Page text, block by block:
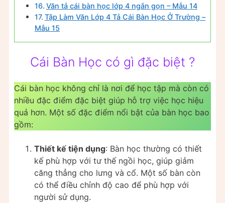
Văn tả cái bàn học lớp 4 ngắn gọn – Mẫu 14
Tập Làm Văn Lớp 4 Tả Cái Bàn Học Ở Trường –
Mẫu 15
Cái Bàn Học có gì đặc biệt ?
Cái bàn học không chỉ là nơi để học tập mà còn có
nhiều đặc điểm đặc biệt giúp hỗ trợ việc học hiệu
quả hơn. Một số đặc điểm nổi bật của bàn học bao
gồm:
Thiết kế tiện dụng: Bàn học thường có thiết
kế phù hợp với tư thế ngồi học, giúp giảm
căng thẳng cho lưng và cổ. Một số bàn còn
có thể điều chỉnh độ cao để phù hợp với
người sử dụng.